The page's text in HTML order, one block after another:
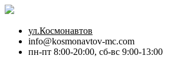
ул.Космонавтов
info@kosmonavtov-mc.com
пн-пт 8:00-20:00, сб-вс 9:00-13:00